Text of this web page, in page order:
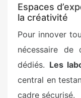
Espaces
la créativité
Pour innover
nécessaire de
dédiés. Les
central en
cadre sécurisé.